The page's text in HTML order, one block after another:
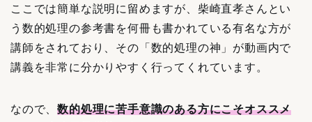
ここでは簡単な説明に留めますが、柴崎直孝さんとい
う数的処理の参考書を何冊も書かれている有名な方が
講師をされており、その「数的処理の神」が動画内で
講義を非常に分かりやすく行ってくれています。
なので、数的処理に苦手意識のある方にこそオススメ